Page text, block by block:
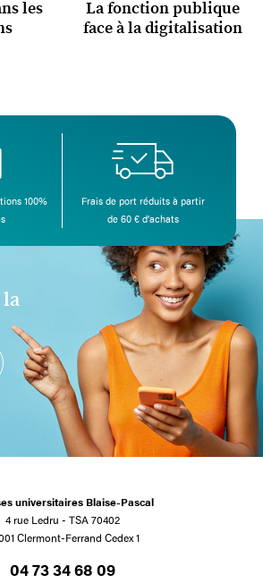
les
La fonction publique
face à la digitalisation
100%
Frais de port réduits à partir
de 60 € d’achats
la
universitaires Blaise-Pascal
4 rue Ledru - TSA 70402
Clermont-Ferrand Cedex 1
04 73 34 68 09